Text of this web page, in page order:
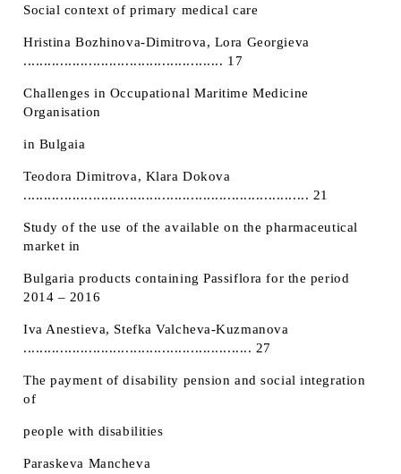
Social context of primary medical care
Hristina Bozhinova-Dimitrova, Lora Georgieva
................................................. 17
Challenges in Occupational Maritime Medicine
Organisation
in Bulgaia
Teodora Dimitrova, Klara Dokova
...................................................................... 21
Study of the use of the available on the pharmaceutical
market in
Bulgaria products containing Passiflora for the period
2014 – 2016
Iva Anestieva, Stefka Valcheva-Kuzmanova
........................................................ 27
The payment of disability pension and social integration
of
people with disabilities
Paraskeva Mancheva